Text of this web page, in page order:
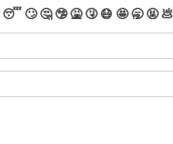
😴 🙄 🤔 🤥 🤮 🤧 😷 🤩 🥱 🤬 💩